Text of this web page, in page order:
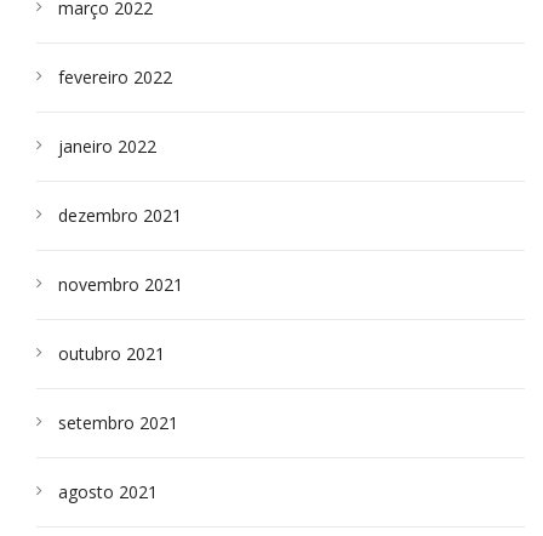
março 2022
fevereiro 2022
janeiro 2022
dezembro 2021
novembro 2021
outubro 2021
setembro 2021
agosto 2021